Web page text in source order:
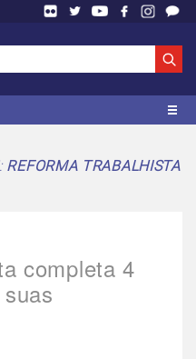
REFORMA TRABALHISTA
completa 4